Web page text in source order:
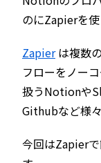
のにZapierを使
Zapierは複数
フローをノー
扱うNotionや
Githubなど様
今回はZapier